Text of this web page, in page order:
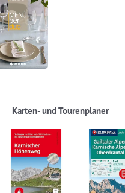
Karten- und Tourenplaner